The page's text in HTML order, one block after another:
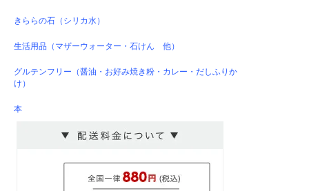
きららの石（シリカ水）
生活用品（マザーウォーター・石けん 他）
グルテンフリー（醤油・お好み焼き粉・カレー・だしふりか
け）
本